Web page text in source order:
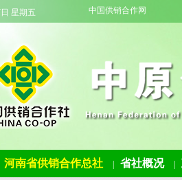
星期五 中国供销合作网
河南省供销合作总社 省社概况